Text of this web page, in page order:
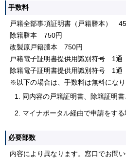
手数料
戸籍全部事項証明書（戸籍謄本）
除籍謄本 750円
改製原戸籍謄本 750円
戸籍電子証明書提供用識別符号 1
除籍電子証明書提供用識別符号 1
※以下の場合は、手数料は無料になり
同内容の戸籍証明書、除籍証明
マイナポータル経由で申請をする
必要部数
内容により異なります。窓口でお問い